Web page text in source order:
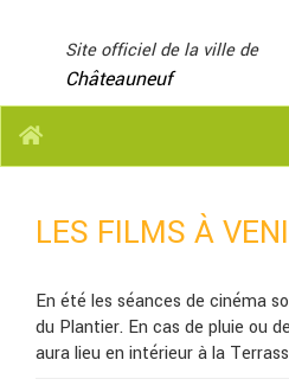
Site officiel de la ville de
Châteauneuf
LES FILMS À
En été les séances de cinéma
du Plantier. En cas de pluie ou
aura lieu en intérieur à la